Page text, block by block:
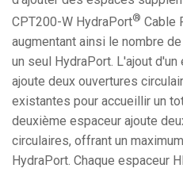
CPT200-W HydraPort® Cable
augmentant ainsi le nombre
un seul HydraPort. L'ajout
ajoute deux ouvertures
existantes pour accueillir un
deuxième espaceur ajoute
circulaires, offrant un
HydraPort. Chaque espaceur